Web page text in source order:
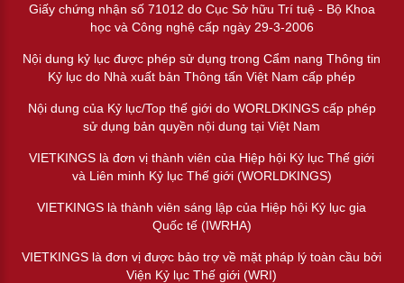
Giấy chứng nhận số 71012 do Cục Sở hữu Trí tuệ - Bộ Khoa
học và Công nghệ cấp ngày 29-3-2006
Nội dung kỷ lục được phép sử dụng trong Cẩm nang Thông tin
Kỷ lục do Nhà xuất bản Thông tấn Việt Nam cấp phép
Nội dung của Kỷ lục/Top thế giới do WORLDKINGS cấp phép
sử dụng bản quyền nội dung tại Việt Nam
VIETKINGS là đơn vị thành viên của Hiệp hội Kỷ lục Thế giới
và Liên minh Kỷ lục Thế giới (WORLDKINGS)
VIETKINGS là thành viên sáng lập của Hiệp hội Kỷ lục gia
Quốc tế (IWRHA)
VIETKINGS là đơn vị được bảo trợ về mặt pháp lý toàn cầu bởi
Viện Kỷ lục Thế giới (WRI)